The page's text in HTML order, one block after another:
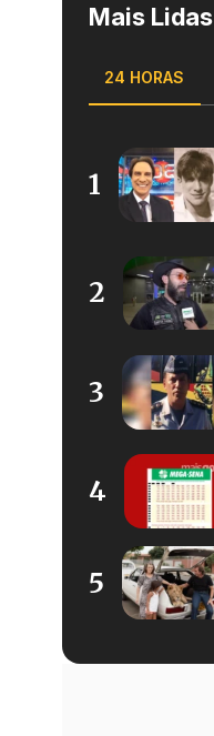
Mais Lidas
24 HORAS
1
2
3
4
5